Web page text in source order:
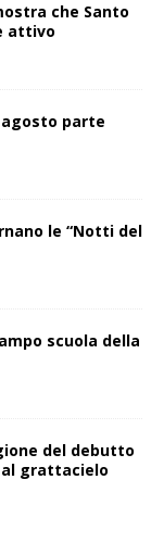
che Santo
attivo
agosto parte
le “Notti del
scuola della
del debutto
al grattacielo